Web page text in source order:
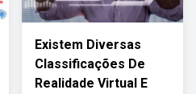
Existem Diversas
Classificações De
Realidade Virtual E